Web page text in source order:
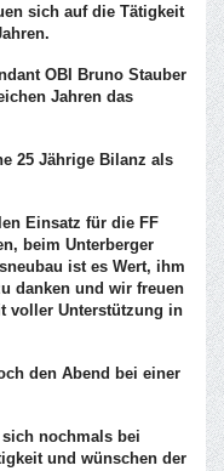
sich auf die Tätigkeit
OBI Bruno Stauber
Jahren das
25 Jährige Bilanz als
Einsatz für die FF
beim Unterberger
ist es Wert, ihm
danken und wir freuen
voller Unterstützung in
den Abend bei einer
sich nochmals bei
und wünschen der